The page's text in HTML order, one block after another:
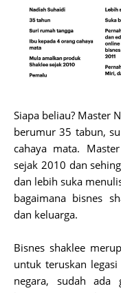
Siapa beliau? Master
berumur 35 tabun,
cahaya mata.
sejak 2010 dan
dan lebih suka
bagaimana bisnes
dan keluarga.
Bisnes shaklee
untuk teruskan
negara, sudah ada